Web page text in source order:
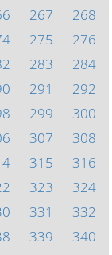
267
268
275
276
283
284
291
292
299
300
307
308
315
316
323
324
331
332
339
340